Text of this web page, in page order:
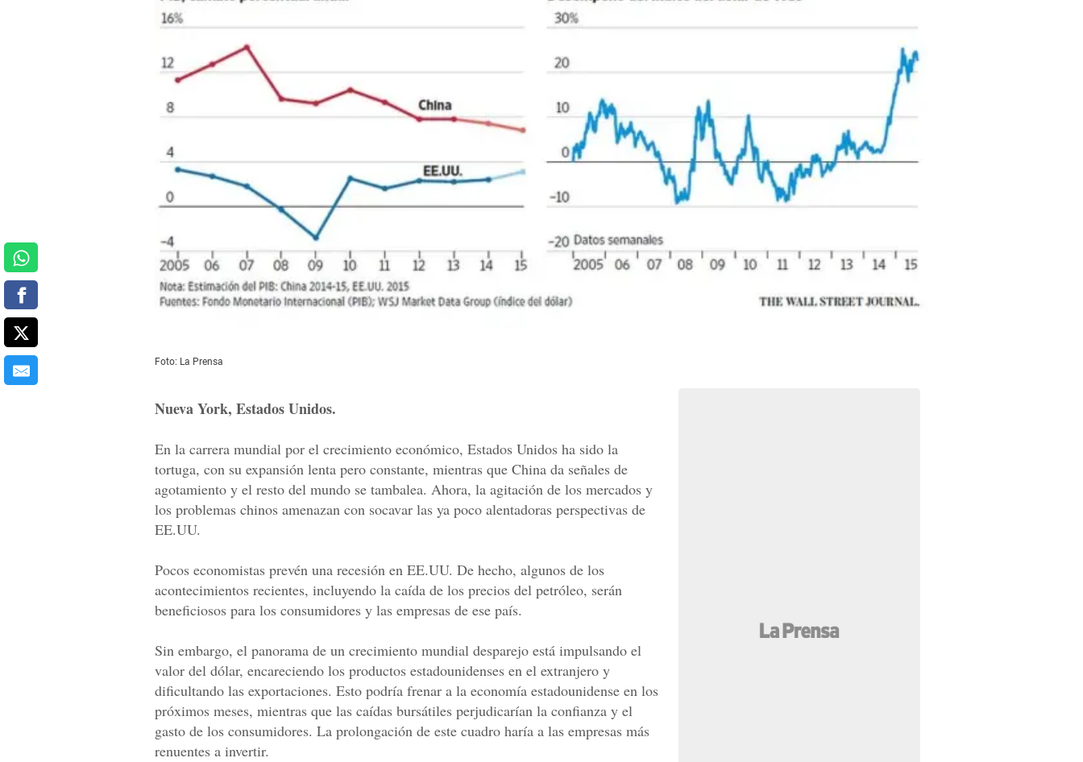
Foto: La Prensa
Nueva York, Estados Unidos.
En la carrera mundial por el crecimiento económico, Estados Unidos ha sido la
tortuga, con su expansión lenta pero constante, mientras que China da señales de
agotamiento y el resto del mundo se tambalea. Ahora, la agitación de los mercados y
los problemas chinos amenazan con socavar las ya poco alentadoras perspectivas de
EE.UU.
Pocos economistas prevén una recesión en EE.UU. De hecho, algunos de los
acontecimientos recientes, incluyendo la caída de los precios del petróleo, serán
beneficiosos para los consumidores y las empresas de ese país.
Sin embargo, el panorama de un crecimiento mundial desparejo está impulsando el
valor del dólar, encareciendo los productos estadounidenses en el extranjero y
dificultando las exportaciones. Esto podría frenar a la economía estadounidense en los
próximos meses, mientras que las caídas bursátiles perjudicarían la confianza y el
gasto de los consumidores. La prolongación de este cuadro haría a las empresas más
renuentes a invertir.